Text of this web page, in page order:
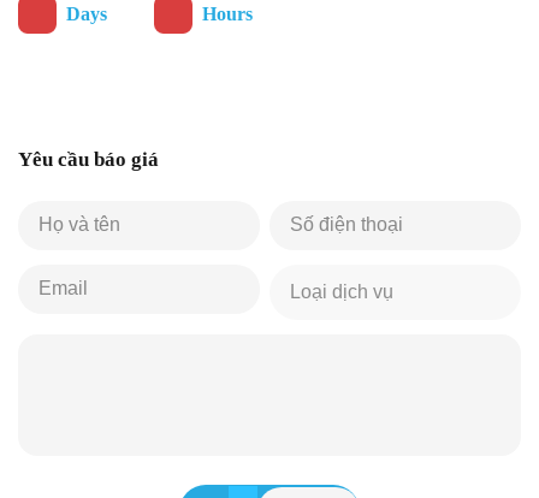
Days Hours
Yêu cầu báo giá